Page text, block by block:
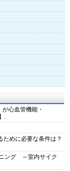
心血管機能・
.
ために必要な条件は？
ング ～室内サイク